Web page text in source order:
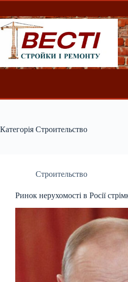
Перейти
вмісту
Категорія Строительство
Строительство
Ринок нерухомості в Росії